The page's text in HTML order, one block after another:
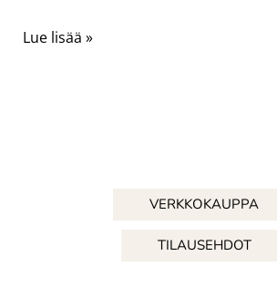
Kuntoutuksessa
Lue lisää »
VERKKOKAUPPA
TILAUSEHDOT